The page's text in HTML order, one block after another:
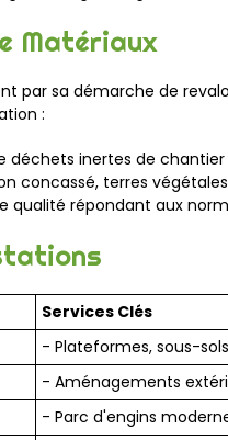
Matériaux
par sa démarche de
:
déchets inertes de chantier
concassé, terres
qualité répondant aux
Services Clés
- Plateformes, sous-
- Aménagements
- Parc d'engins